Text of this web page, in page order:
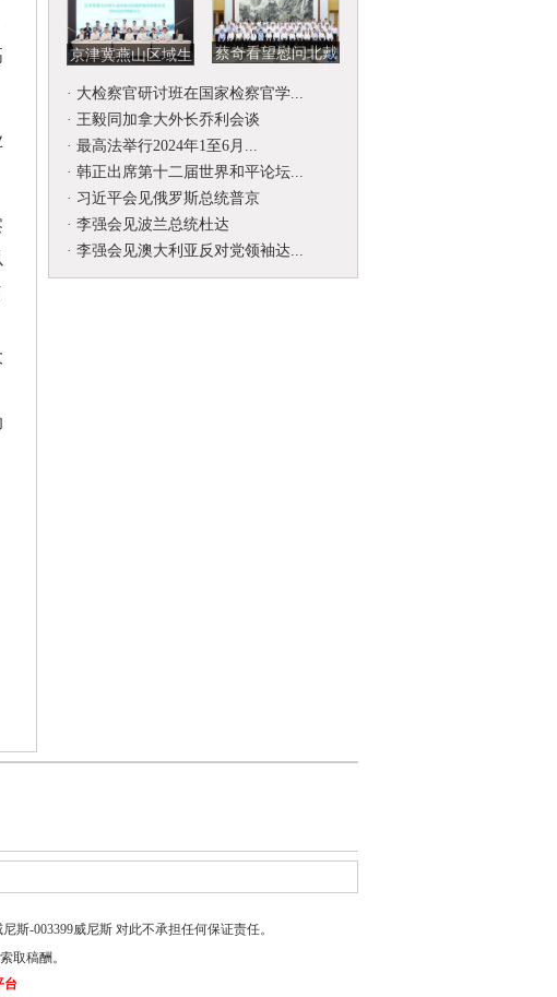
京津冀燕山区域生
作联席会...
蔡奇看望慰问北戴
· 大检察官研讨班在国家检察官学...
· 王毅同加拿大外长乔利会谈
· 最高法举行2024年1至6月...
· 韩正出席第十二届世界和平论坛...
· 习近平会见俄罗斯总统普京
· 李强会见波兰总统杜达
· 李强会见澳大利亚反对党领袖达...
尼斯-003399威尼斯对此不承担任何保证责任。
取稿酬。
台